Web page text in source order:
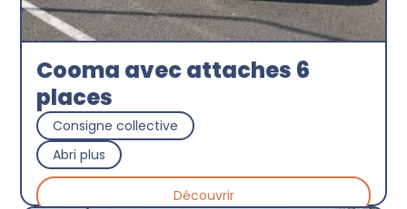
Cooma avec attaches 6
places
Consigne collective
Abri plus
Découvrir